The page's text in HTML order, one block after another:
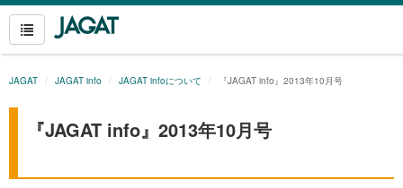
JAGAT JAGAT info JAGAT infoについて 『JAGAT info』2013年10月号
『JAGAT info』2013年10月号